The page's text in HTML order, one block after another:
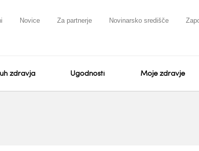
zdravja Ugodnosti Moje zdravje
Novice Za partnerje Novinarsko središče